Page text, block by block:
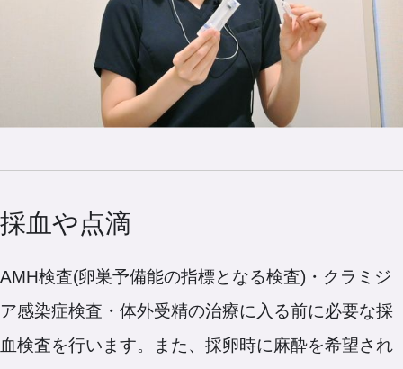
採血や点滴
AMH検査(卵巣予備能の指標となる検査)・クラミジ
ア感染症検査・体外受精の治療に入る前に必要な採
血検査を行います。また、採卵時に麻酔を希望され